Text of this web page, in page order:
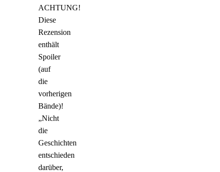
ACHTUNG!
Diese
Rezension
enthält
Spoiler
(auf
die
vorherigen
Bände)!
„Nicht
die
Geschichten
entschieden
darüber,